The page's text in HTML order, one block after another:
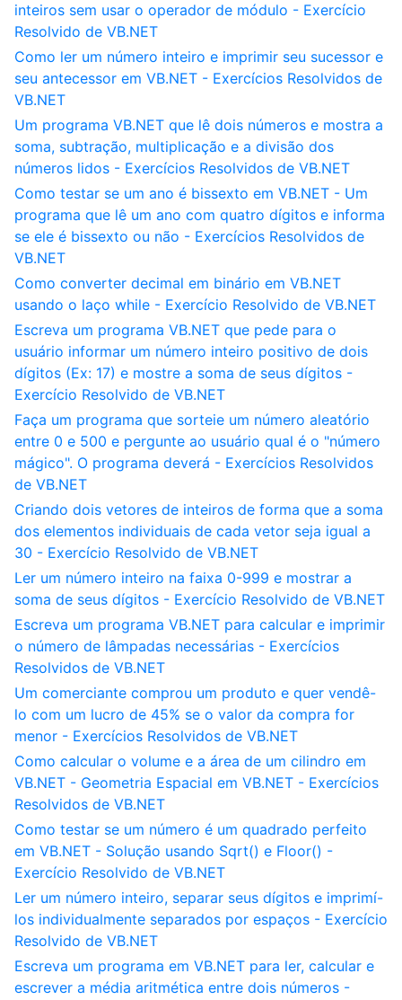
inteiros sem usar o operador de módulo - Exercício
Resolvido de VB.NET
Como ler um número inteiro e imprimir seu sucessor e
seu antecessor em VB.NET - Exercícios Resolvidos de
VB.NET
Um programa VB.NET que lê dois números e mostra a
soma, subtração, multiplicação e a divisão dos
números lidos - Exercícios Resolvidos de VB.NET
Como testar se um ano é bissexto em VB.NET - Um
programa que lê um ano com quatro dígitos e informa
se ele é bissexto ou não - Exercícios Resolvidos de
VB.NET
Como converter decimal em binário em VB.NET
usando o laço while - Exercício Resolvido de VB.NET
Escreva um programa VB.NET que pede para o
usuário informar um número inteiro positivo de dois
dígitos (Ex: 17) e mostre a soma de seus dígitos -
Exercício Resolvido de VB.NET
Faça um programa que sorteie um número aleatório
entre 0 e 500 e pergunte ao usuário qual é o "número
mágico". O programa deverá - Exercícios Resolvidos
de VB.NET
Criando dois vetores de inteiros de forma que a soma
dos elementos individuais de cada vetor seja igual a
30 - Exercício Resolvido de VB.NET
Ler um número inteiro na faixa 0-999 e mostrar a
soma de seus dígitos - Exercício Resolvido de VB.NET
Escreva um programa VB.NET para calcular e imprimir
o número de lâmpadas necessárias - Exercícios
Resolvidos de VB.NET
Um comerciante comprou um produto e quer vendê-
lo com um lucro de 45% se o valor da compra for
menor - Exercícios Resolvidos de VB.NET
Como calcular o volume e a área de um cilindro em
VB.NET - Geometria Espacial em VB.NET - Exercícios
Resolvidos de VB.NET
Como testar se um número é um quadrado perfeito
em VB.NET - Solução usando Sqrt() e Floor() -
Exercício Resolvido de VB.NET
Ler um número inteiro, separar seus dígitos e imprimí-
los individualmente separados por espaços - Exercício
Resolvido de VB.NET
Escreva um programa em VB.NET para ler, calcular e
escrever a média aritmética entre dois números -